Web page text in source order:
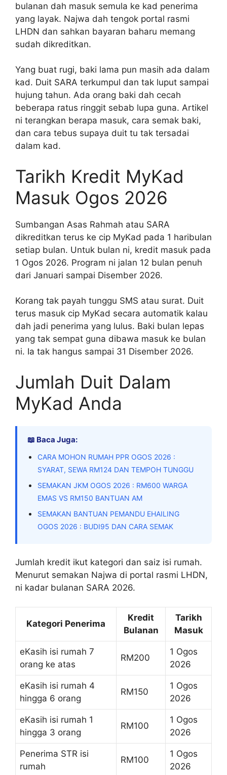
bulanan dah masuk semula ke kad penerima
yang layak. Najwa dah tengok portal rasmi
LHDN dan sahkan bayaran baharu memang
sudah dikreditkan.
Yang buat rugi, baki lama pun masih ada dalam
kad. Duit SARA terkumpul dan tak luput sampai
hujung tahun. Ada orang baki dah cecah
beberapa ratus ringgit sebab lupa guna. Artikel
ni terangkan berapa masuk, cara semak baki,
dan cara tebus supaya duit tu tak tersadai
dalam kad.
Tarikh Kredit MyKad
Masuk Ogos 2026
Sumbangan Asas Rahmah atau SARA
dikreditkan terus ke cip MyKad pada 1 haribulan
setiap bulan. Untuk bulan ni, kredit masuk pada
1 Ogos 2026. Program ni jalan 12 bulan penuh
dari Januari sampai Disember 2026.
Korang tak payah tunggu SMS atau surat. Duit
terus masuk cip MyKad secara automatik kalau
dah jadi penerima yang lulus. Baki bulan lepas
yang tak sempat guna dibawa masuk ke bulan
ni. Ia tak hangus sampai 31 Disember 2026.
Jumlah Duit Dalam
MyKad Anda
📖 Baca Juga:
CARA MOHON RUMAH PPR OGOS 2026 :
SYARAT, SEWA RM124 DAN TEMPOH TUNGGU
SEMAKAN JKM OGOS 2026 : RM600 WARGA
EMAS VS RM150 BANTUAN AM
SEMAKAN BANTUAN PEMANDU EHAILING
OGOS 2026 : BUDI95 DAN CARA SEMAK
Jumlah kredit ikut kategori dan saiz isi rumah.
Menurut semakan Najwa di portal rasmi LHDN,
ni kadar bulanan SARA 2026.
Kategori Penerima
Kredit
Bulanan
Tarikh
Masuk
eKasih isi rumah 7
orang ke atas
RM200
1 Ogos
2026
eKasih isi rumah 4
hingga 6 orang
RM150
1 Ogos
2026
eKasih isi rumah 1
hingga 3 orang
RM100
1 Ogos
2026
Penerima STR isi
rumah
RM100
1 Ogos
2026